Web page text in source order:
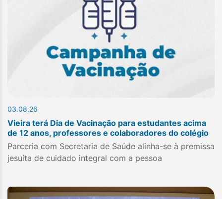
03.08.26
Vieira terá Dia de Vacinação para estudantes acima
de 12 anos, professores e colaboradores do colégio
Parceria com Secretaria de Saúde alinha-se à premissa
jesuíta de cuidado integral com a pessoa